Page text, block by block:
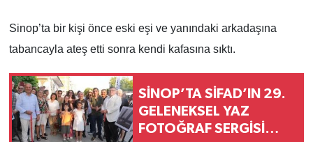
Sinop’ta bir kişi önce eski eşi ve yanındaki arkadaşına
tabancayla ateş etti sonra kendi kafasına sıktı.
SİNOP’TA SİFAD’IN 29.
GELENEKSEL YAZ
FOTOĞRAF SERGİSİ